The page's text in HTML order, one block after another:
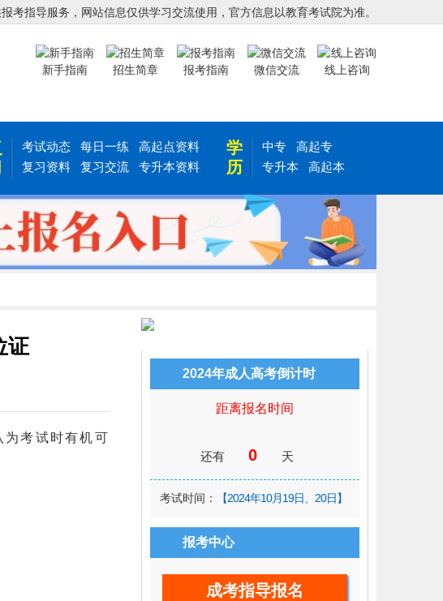
考指导服务，网站信息仅供学习交流使用，官方信息以教育考试院为准。
新手指南 招生简章 报考指南 微信交流 线上咨询
考试动态 每日一练
高起点资料
复习资料
复习交流 专升本资料
学
历
中专
高起专
专升本
高起本
证
考试时有机可
2024年成人高考倒计时
距离报名时间
还有 0 天
考试时间： 【2024年10月19日、20日】
报考中心
成考指导报名